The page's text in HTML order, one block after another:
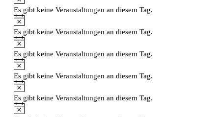
Es gibt keine Veranstaltungen an diesem Tag.
Hinweis
Es gibt keine Veranstaltungen an diesem Tag.
Hinweis
Es gibt keine Veranstaltungen an diesem Tag.
Hinweis
Es gibt keine Veranstaltungen an diesem Tag.
Hinweis
Es gibt keine Veranstaltungen an diesem Tag.
Hinweis